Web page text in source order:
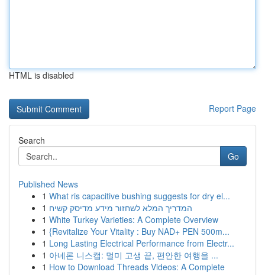
HTML is disabled
Report Page
Search
Go
Published News
1 What ris capacitive bushing suggests for dry el...
1 המדריך המלא לשחזור מידע מדיסק קשיח
1 White Turkey Varieties: A Complete Overview
1 {Revitalize Your Vitality : Buy NAD+ PEN 500m...
1 Long Lasting Electrical Performance from Electr...
1 아네론 니스캡: 멀미 고생 끝, 편안한 여행을 ...
1 How to Download Threads Videos: A Complete